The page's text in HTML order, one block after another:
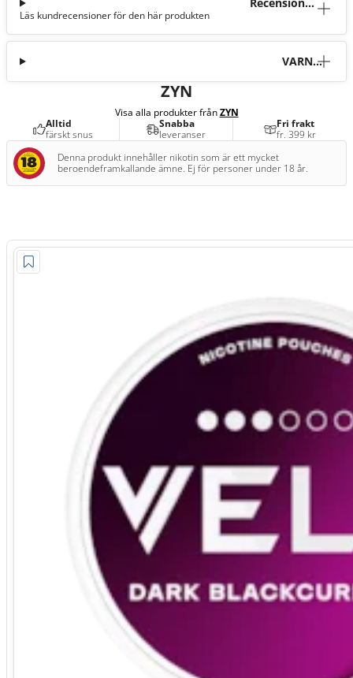
Läs kundrecensioner för den här produkten
VARNI
ZYN
Visa alla produkter frånZYN
Alltid
färskt snus
Snabba
leveranser
Fri frakt
fr. 399 kr
Denna produkt innehåller nikotin som är ett mycket
beroendeframkallande ämne. Ej för personer under 18 år.